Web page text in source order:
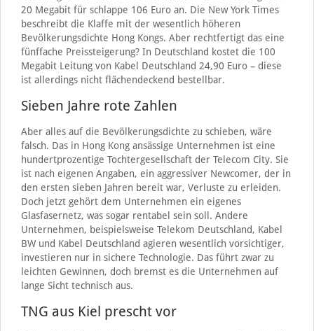
20 Megabit für schlappe 106 Euro an. Die New York Times
beschreibt die Klaffe mit der wesentlich höheren
Bevölkerungsdichte Hong Kongs. Aber rechtfertigt das eine
fünffache Preissteigerung? In Deutschland kostet die 100
Megabit Leitung von Kabel Deutschland 24,90 Euro – diese
ist allerdings nicht flächendeckend bestellbar.
Sieben Jahre rote Zahlen
Aber alles auf die Bevölkerungsdichte zu schieben, wäre
falsch. Das in Hong Kong ansässige Unternehmen ist eine
hundertprozentige Tochtergesellschaft der Telecom City. Sie
ist nach eigenen Angaben, ein aggressiver Newcomer, der in
den ersten sieben Jahren bereit war, Verluste zu erleiden.
Doch jetzt gehört dem Unternehmen ein eigenes
Glasfasernetz, was sogar rentabel sein soll. Andere
Unternehmen, beispielsweise Telekom Deutschland, Kabel
BW und Kabel Deutschland agieren wesentlich vorsichtiger,
investieren nur in sichere Technologie. Das führt zwar zu
leichten Gewinnen, doch bremst es die Unternehmen auf
lange Sicht technisch aus.
TNG aus Kiel prescht vor